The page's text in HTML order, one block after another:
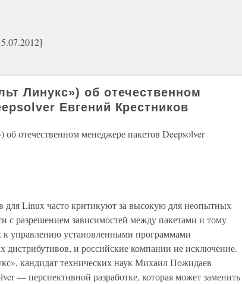
Линукс») об отечественном
Евгений Крестников
отечественном менеджере пакетов Deepsolver
Linux часто критикуют за высокую для неопытных
с разрешением зависимостей между пакетами и тому
управлению установленными программами
дистрибутивов, и российские компании не исключение.
кандидат технических наук Михаил Пожидаев
— перспективной разработке, которая может заменить